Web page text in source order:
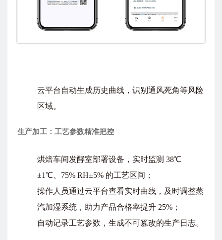
云平台自动生成历史曲线，识别通风死角等风险
区域。
生产加工：工艺参数精准把控
烘焙车间发酵室部署设备，实时监测 38℃
±1℃、75% RH±5% 的工艺区间；
操作人员通过云平台查看实时曲线，及时调整蒸
汽加湿系统，助力产品合格率提升 25%；
自动记录工艺参数，生成不可篡改的生产日志。